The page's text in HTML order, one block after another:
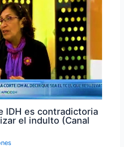
IDH es contradictoria
el indulto (Canal